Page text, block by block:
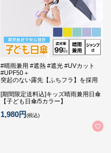
#晴雨兼用 #遮熱 #遮光 #UVカット
#UPF50＋
突起のない露先【ふちフラ】を採用
[期間限定送料込]キッズ晴雨兼用日傘
【子ども日傘/5カラー】
1,980円(税込)